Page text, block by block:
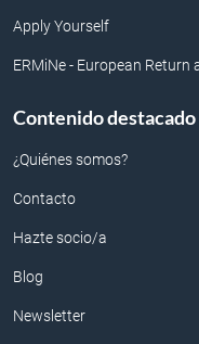
Apply Yourself
ERMiNe - European
Contenido destacado
¿Quiénes somos?
Contacto
Hazte socio/a
Blog
Newsletter